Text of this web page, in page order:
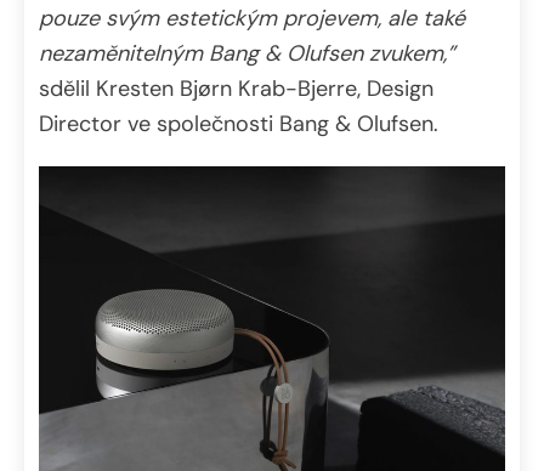
pouze svým estetickým projevem, ale také
nezaměnitelným Bang & Olufsen zvukem,”
sdělil Kresten Bjørn Krab-Bjerre, Design
Director ve společnosti Bang & Olufsen.